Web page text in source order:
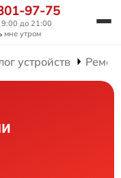
97-75
до 21:00
мне утром
устройств